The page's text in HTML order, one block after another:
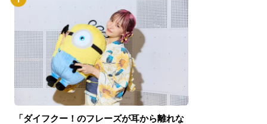
「ダイフクー！のフレーズが耳から離れな